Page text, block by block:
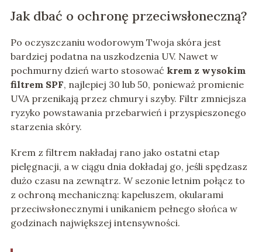
Jak dbać o ochronę przeciwsłoneczną?
Po oczyszczaniu wodorowym Twoja skóra jest
bardziej podatna na uszkodzenia UV. Nawet w
pochmurny dzień warto stosować krem z wysokim
filtrem SPF, najlepiej 30 lub 50, ponieważ promienie
UVA przenikają przez chmury i szyby. Filtr zmniejsza
ryzyko powstawania przebarwień i przyspieszonego
starzenia skóry.
Krem z filtrem nakładaj rano jako ostatni etap
pielęgnacji, a w ciągu dnia dokładaj go, jeśli spędzasz
dużo czasu na zewnątrz. W sezonie letnim połącz to
z ochroną mechaniczną: kapeluszem, okularami
przeciwsłonecznymi i unikaniem pełnego słońca w
godzinach największej intensywności.